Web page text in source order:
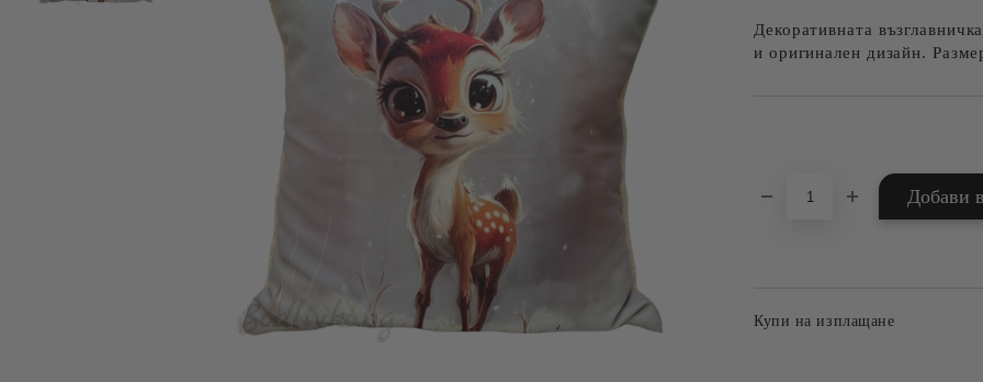
Декоративната
и оригинален дизайн.
Купи на изплащане